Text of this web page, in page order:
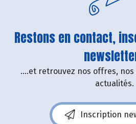
Restons en contact,
....et retrouvez nos offres,
actualités.
Inscription